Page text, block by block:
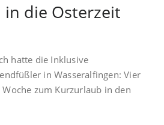
die Osterzeit
hatte die Inklusive
in Wasseralfingen: Vier
zum Kurzurlaub in den